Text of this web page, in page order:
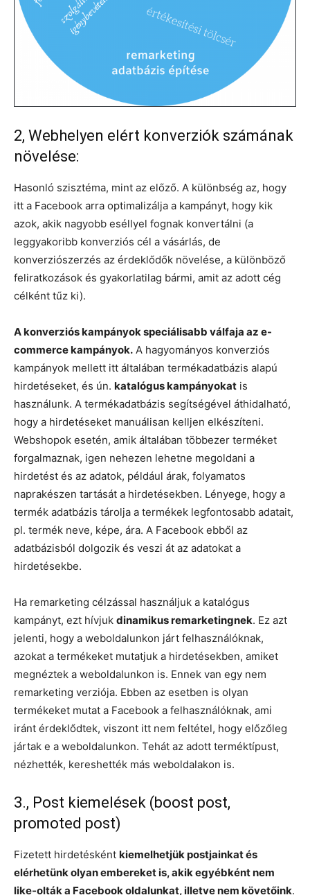
2, Webhelyen elért konverziók számának
növelése:
Hasonló szisztéma, mint az előző. A különbség az, hogy
itt a Facebook arra optimalizálja a kampányt, hogy kik
azok, akik nagyobb eséllyel fognak konvertálni (a
leggyakoribb konverziós cél a vásárlás, de
konverziószerzés az érdeklődők növelése, a különböző
feliratkozások és gyakorlatilag bármi, amit az adott cég
célként tűz ki).
A konverziós kampányok speciálisabb válfaja az e-
commerce kampányok. A hagyományos konverziós
kampányok mellett itt általában termékadatbázis alapú
hirdetéseket, és ún. katalógus kampányokat is
használunk. A termékadatbázis segítségével áthidalható,
hogy a hirdetéseket manuálisan kelljen elkészíteni.
Webshopok esetén, amik általában többezer terméket
forgalmaznak, igen nehezen lehetne megoldani a
hirdetést és az adatok, például árak, folyamatos
naprakészen tartását a hirdetésekben. Lényege, hogy a
termék adatbázis tárolja a termékek legfontosabb adatait,
pl. termék neve, képe, ára. A Facebook ebből az
adatbázisból dolgozik és veszi át az adatokat a
hirdetésekbe.
Ha remarketing célzással használjuk a katalógus
kampányt, ezt hívjuk dinamikus remarketingnek. Ez azt
jelenti, hogy a weboldalunkon járt felhasználóknak,
azokat a termékeket mutatjuk a hirdetésekben, amiket
megnéztek a weboldalunkon is. Ennek van egy nem
remarketing verziója. Ebben az esetben is olyan
termékeket mutat a Facebook a felhasználóknak, ami
iránt érdeklődtek, viszont itt nem feltétel, hogy előzőleg
jártak e a weboldalunkon. Tehát az adott terméktípust,
nézhették, kereshették más weboldalakon is.
3., Post kiemelések (boost post,
promoted post)
Fizetett hirdetésként kiemelhetjük postjainkat és
elérhetünk olyan embereket is, akik egyébként nem
like-olták a Facebook oldalunkat, illetve nem követőink.